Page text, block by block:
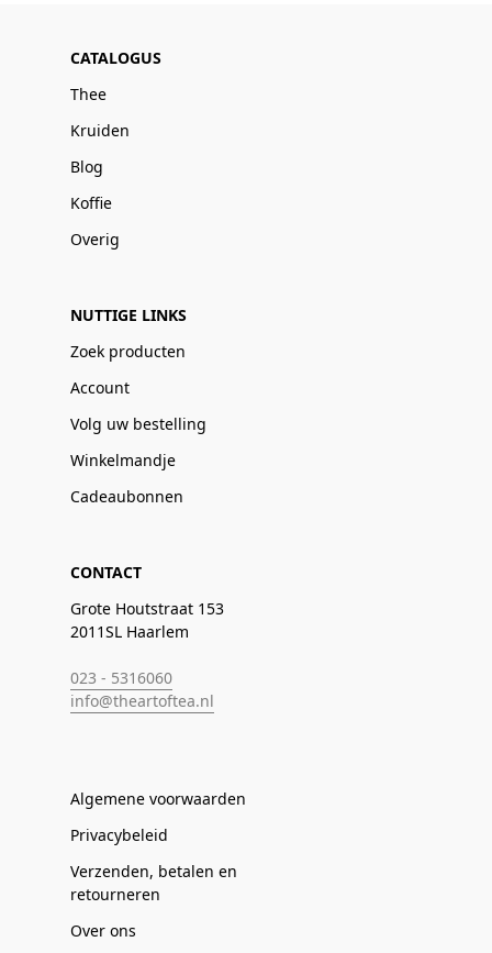
CATALOGUS
Thee
Kruiden
Blog
Koffie
Overig
NUTTIGE LINKS
Zoek producten
Account
Volg uw bestelling
Winkelmandje
Cadeaubonnen
CONTACT
Grote Houtstraat 153
2011SL Haarlem
023 - 5316060
info@theartoftea.nl
Algemene voorwaarden
Privacybeleid
Verzenden, betalen en
retourneren
Over ons